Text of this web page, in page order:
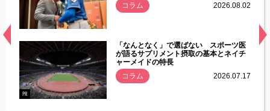
常
コラム
2026.08.02
PR
「なんとなく」で選ばない スポーツ医
が語るサプリメント摂取の基本とネイチ
ャーメイドの特長
コラム
2026.07.17